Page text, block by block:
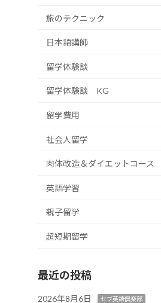
旅のテクニック
日本語講師
留学体験談
留学体験談 KG
留学費用
社会人留学
肉体改造＆ダイエットコース
英語学習
親子留学
超短期留学
最近の投稿
2026年8月6日 セブ英語倶楽部